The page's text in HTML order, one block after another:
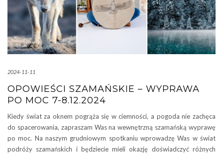
2024-11-11
OPOWIEŚCI SZAMAŃSKIE – WYPRAWA
PO MOC 7-8.12.2024
Kiedy świat za oknem pogrąża się w ciemności, a pogoda nie zachęca
do spacerowania, zapraszam Was na wewnętrzną szamańską wyprawę
po moc. Na naszym grudniowym spotkaniu wprowadzę Was w świat
podróży szamańskich i będziecie mieli okazję doświadczyć różnych